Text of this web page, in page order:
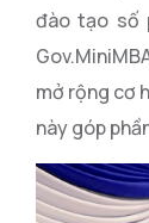
đào tạo số
mở rộng cơ
này góp